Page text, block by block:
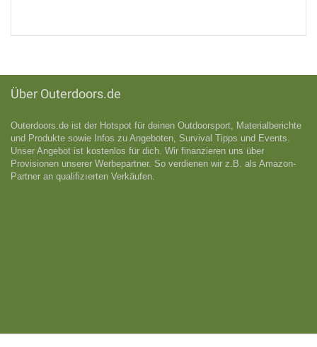
Über Outerdoors.de
Outerdoors.de ist der Hotspot für deinen Outdoorsport, Materialberichte
und Produkte sowie Infos zu Angeboten, Survival Tipps und Events.
Unser Angebot ist kostenlos für dich. Wir finanzieren uns über
Provisionen unserer Werbepartner. So verdienen wir z.B. als Amazon-
Partner an qualifizıerten Verkäufen.